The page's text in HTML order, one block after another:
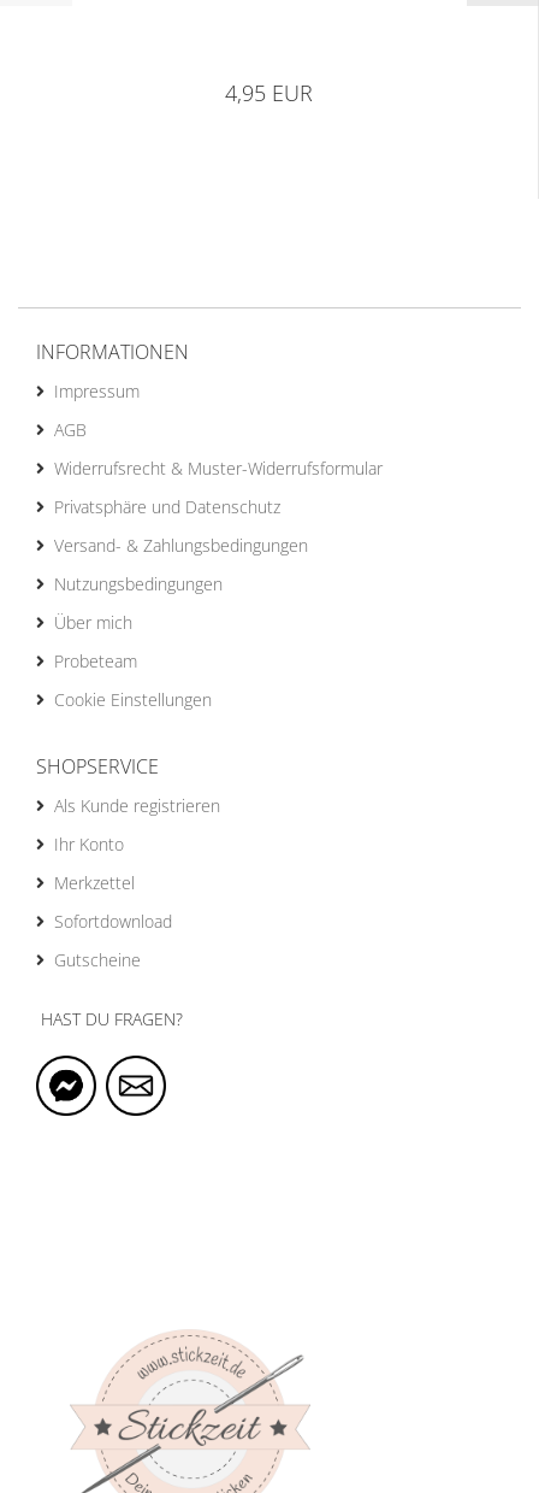
4,95 EUR
INFORMATIONEN
Impressum
AGB
Widerrufsrecht & Muster-Widerrufsformular
Privatsphäre und Datenschutz
Versand- & Zahlungsbedingungen
Nutzungsbedingungen
Über mich
Probeteam
Cookie Einstellungen
SHOPSERVICE
Als Kunde registrieren
Ihr Konto
Merkzettel
Sofortdownload
Gutscheine
HAST DU FRAGEN?